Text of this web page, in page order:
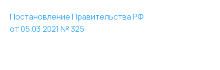
Постановление Правительства РФ
от 05.03.2021 № 325